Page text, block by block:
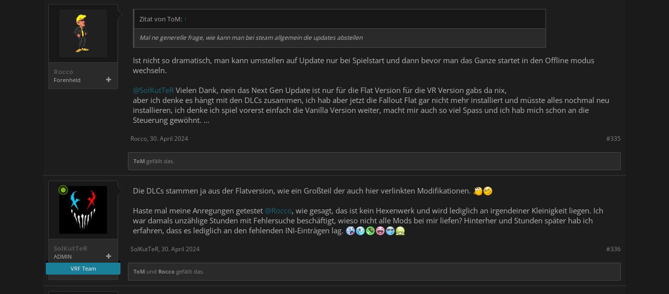
Rocco
Forenheld
Zitat von ToM: ↑
Mal ne generelle frage, wie kann man bei steam allgemein die updates abstellen
Ist nicht so dramatisch, man kann umstellen auf Update nur bei Spielstart und dann bevor man das Ganze startet in den Offline modus
wechseln.
@SolKutTeR Vielen Dank, nein das Next Gen Update ist nur für die Flat Version für die VR Version gabs da nix,
aber ich denke es hängt mit den DLCs zusammen, ich hab aber jetzt die Fallout Flat gar nicht mehr installiert und müsste alles nochmal neu
installieren, ich denke ich spiel vorerst einfach die Vanilla Version weiter, macht mir auch so viel Spass und ich hab mich schon an die
Steuerung gewöhnt. ...
#335
Rocco, 30. April 2024
ToM gefällt das.
SolKutTeR
ADMIN
VRF Team
Die DLCs stammen ja aus der Flatversion, wie ein Großteil der auch hier verlinkten Modifikationen.
Haste mal meine Anregungen getestet @Rocco, wie gesagt, das ist kein Hexenwerk und wird lediglich an irgendeiner Kleinigkeit liegen. Ich
war damals unzählige Stunden mit Fehlersuche beschäftigt, wieso nicht alle Mods bei mir liefen? Hinterher und Stunden später hab ich
erfahren, dass es lediglich an den fehlenden INI-Einträgen lag.
#336
SolKutTeR, 30. April 2024
ToM und Rocco gefällt das.